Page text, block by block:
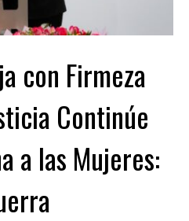
con Firmeza
Continúe
a las Mujeres: